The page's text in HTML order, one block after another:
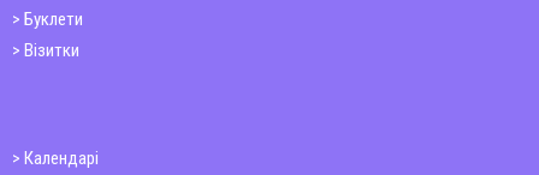
Буклети
Візитки
Календарі